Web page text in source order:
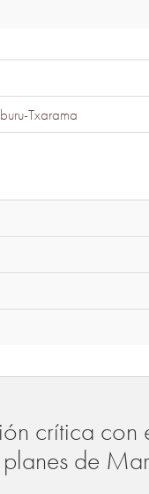
Txarama
crítica con
de